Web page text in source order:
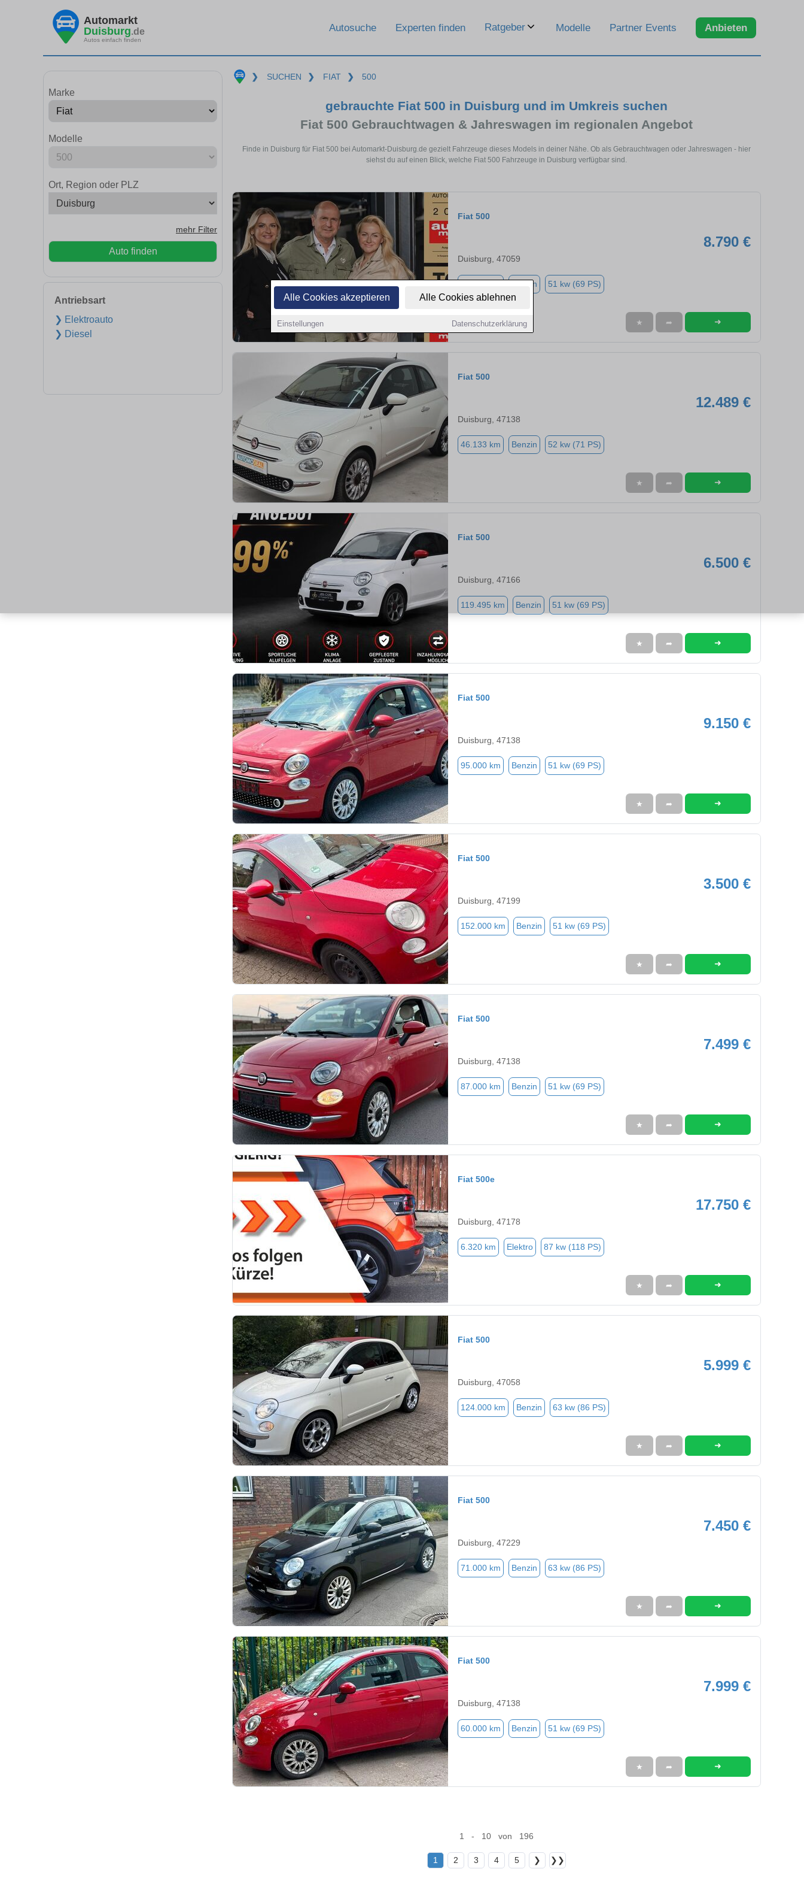
Alle Cookies akzeptieren Alle Cookies ablehnen
Einstellungen Datenschutzerklärung
Automarkt
Duisburg.de
Autos einfach finden
Autosuche Experten finden Ratgeber Modelle Partner Events Anbieten
Marke
Modelle
Ort, Region oder PLZ
mehr Filter
Auto finden
Antriebsart
❯ Elektroauto
❯ Diesel
❯ SUCHEN ❯ FIAT ❯ 500
gebrauchte Fiat 500 in Duisburg und im Umkreis suchen
Fiat 500 Gebrauchtwagen & Jahreswagen im regionalen Angebot
Finde in Duisburg für Fiat 500 bei Automarkt-Duisburg.de gezielt Fahrzeuge dieses Models in deiner Nähe. Ob als Gebrauchtwagen oder Jahreswagen - hier
siehst du auf einen Blick, welche Fiat 500 Fahrzeuge in Duisburg verfügbar sind.
Fiat 500
8.790 €
Duisburg, 47059
Benzin 51 kw (69 PS)
★ ➦ ➜
Fiat 500
12.489 €
Duisburg, 47138
46.133 km Benzin 52 kw (71 PS)
★ ➦ ➜
Fiat 500
6.500 €
Duisburg, 47166
119.495 km Benzin 51 kw (69 PS)
★ ➦ ➜
Fiat 500
9.150 €
Duisburg, 47138
95.000 km Benzin 51 kw (69 PS)
★ ➦ ➜
Fiat 500
3.500 €
Duisburg, 47199
152.000 km Benzin 51 kw (69 PS)
★ ➦ ➜
Fiat 500
7.499 €
Duisburg, 47138
87.000 km Benzin 51 kw (69 PS)
★ ➦ ➜
Fiat 500e
17.750 €
Duisburg, 47178
6.320 km Elektro 87 kw (118 PS)
★ ➦ ➜
Fiat 500
5.999 €
Duisburg, 47058
124.000 km Benzin 63 kw (86 PS)
★ ➦ ➜
Fiat 500
7.450 €
Duisburg, 47229
71.000 km Benzin 63 kw (86 PS)
★ ➦ ➜
Fiat 500
7.999 €
Duisburg, 47138
60.000 km Benzin 51 kw (69 PS)
★ ➦ ➜
1 - 10 von 196
1 2 3 4 5 ❯ ❯❯